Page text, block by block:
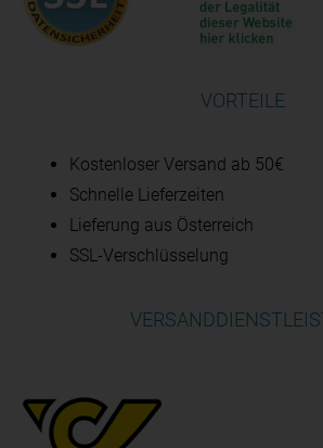
VORTEILE
Kostenloser Versand ab 50€
Schnelle Lieferzeiten
Lieferung aus Österreich
SSL-Verschlüsselung